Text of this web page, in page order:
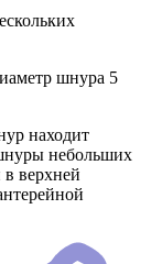
шнура 5
находит
небольших
верхней